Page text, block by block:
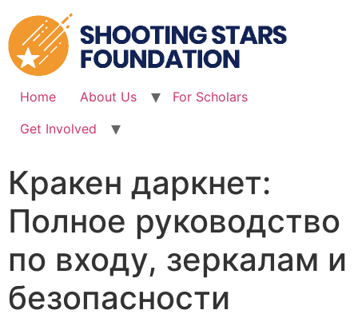
to
content
Home About Us
For Scholars
Get Involved
Кракен даркнет:
Полное руководство
по входу, зеркалам и
безопасности